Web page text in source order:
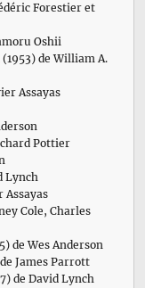
Forestier et
Oshii
(1953) de William A.
Assayas
Pottier
Lynch
Cole, Charles
de Wes Anderson
James Parrott
de David Lynch